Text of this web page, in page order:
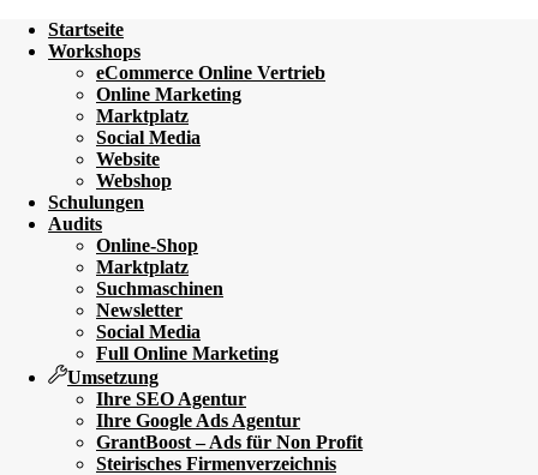
Startseite
Workshops
eCommerce Online Vertrieb
Online Marketing
Marktplatz
Social Media
Website
Webshop
Schulungen
Audits
Online-Shop
Marktplatz
Suchmaschinen
Newsletter
Social Media
Full Online Marketing
Umsetzung
Ihre SEO Agentur
Ihre Google Ads Agentur
GrantBoost – Ads für Non Profit
Steirisches Firmenverzeichnis